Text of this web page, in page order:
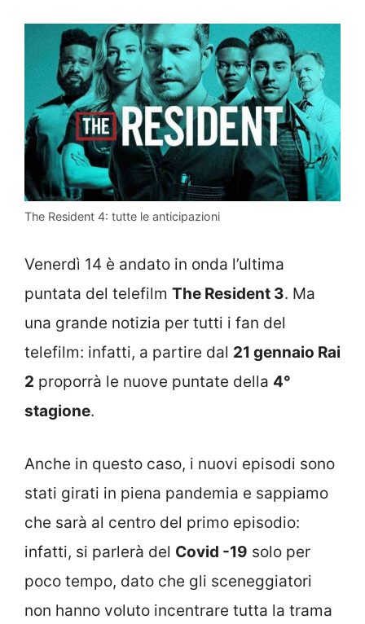
The Resident 4: tutte le anticipazioni
Venerdì 14 è andato in onda l’ultima
puntata del telefilm The Resident 3. Ma
una grande notizia per tutti i fan del
telefilm: infatti, a partire dal 21 gennaio Rai
2 proporrà le nuove puntate della 4°
stagione.
Anche in questo caso, i nuovi episodi sono
stati girati in piena pandemia e sappiamo
che sarà al centro del primo episodio:
infatti, si parlerà del Covid -19 solo per
poco tempo, dato che gli sceneggiatori
non hanno voluto incentrare tutta la trama